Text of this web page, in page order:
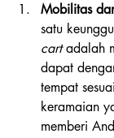
Mobilitas
satu
cart adalah
dapat
tempat
keramaian
memberi